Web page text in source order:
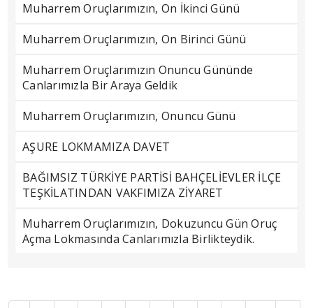
Muharrem Oruçlarımızın, On İkinci Günü
Muharrem Oruçlarımızın, On Birinci Günü
Muharrem Oruçlarımızın Onuncu Gününde
Canlarımızla Bir Araya Geldik
Muharrem Oruçlarımızın, Onuncu Günü
AŞURE LOKMAMIZA DAVET
BAĞIMSIZ TÜRKİYE PARTİSİ BAHÇELİEVLER İLÇE
TEŞKİLATINDAN VAKFIMIZA ZİYARET
Muharrem Oruçlarımızın, Dokuzuncu Gün Oruç
Açma Lokmasında Canlarımızla Birlikteydik.